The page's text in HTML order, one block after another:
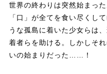
世界の終わりは突然始まっ
「口」が全てを食い尽くし
うな孤島に着いた少女らは
着者らを助ける。しかしそ
いの始まりだった……！